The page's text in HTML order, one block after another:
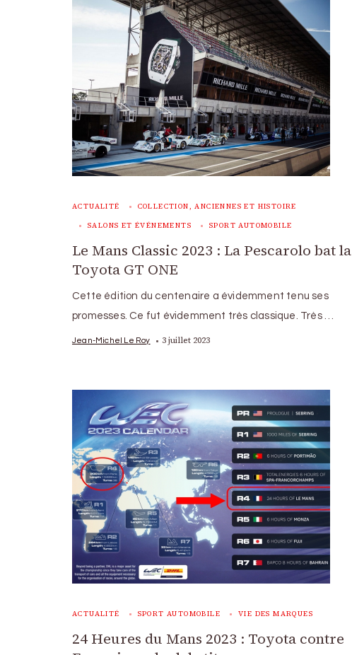
ACTUALITÉ COLLECTION, ANCIENNES ET HISTOIRE
SALONS ET ÉVÉNEMENTS SPORT AUTOMOBILE
Le Mans Classic 2023 : La Pescarolo bat la
Toyota GT ONE
Cette édition du centenaire a évidemment tenu ses
promesses. Ce fut évidemment très classique. Très …
Jean-Michel Le Roy 3 juillet 2023
ACTUALITÉ SPORT AUTOMOBILE VIE DES MARQUES
24 Heures du Mans 2023 : Toyota contre